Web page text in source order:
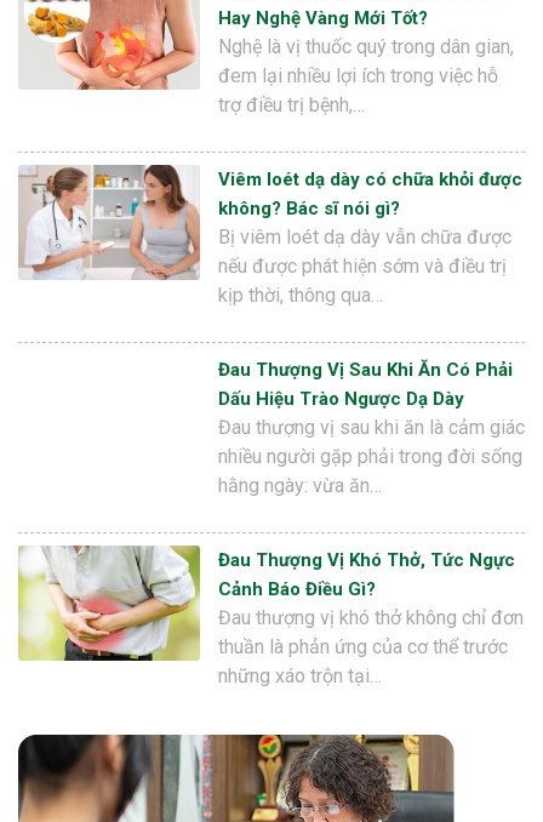
Hay Nghệ Vàng Mới Tốt?
Nghệ là vị thuốc quý trong dân gian,
đem lại nhiều lợi ích trong việc hỗ
trợ điều trị bệnh,…
Viêm loét dạ dày có chữa khỏi được
không? Bác sĩ nói gì?
Bị viêm loét dạ dày vẫn chữa được
nếu được phát hiện sớm và điều trị
kịp thời, thông qua…
Đau Thượng Vị Sau Khi Ăn Có Phải
Dấu Hiệu Trào Ngược Dạ Dày
Đau thượng vị sau khi ăn là cảm giác
nhiều người gặp phải trong đời sống
hằng ngày: vừa ăn…
Đau Thượng Vị Khó Thở, Tức Ngực
Cảnh Báo Điều Gì?
Đau thượng vị khó thở không chỉ đơn
thuần là phản ứng của cơ thể trước
những xáo trộn tại…